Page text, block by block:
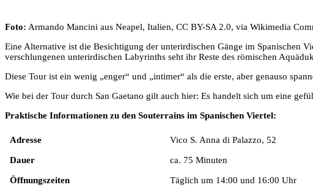
Foto: Armando Mancini aus Neapel, Italien, CC BY-SA 2.0, via Wikimedia
Eine Alternative ist die Besichtigung der unterirdischen Gänge im Spanischen
verschlungenen unterirdischen Labyrinths seht ihr Reste des römischen
Diese Tour ist ein wenig „enger“ und „intimer“ als die erste, aber genauso
Wie bei der Tour durch San Gaetano gilt auch hier: Es handelt sich um eine
Praktische Informationen zu den Souterrains im Spanischen Viertel:
Adresse Vico S. Anna di Palazzo, 52
Dauer ca. 75 Minuten
Öffnungszeiten Täglich um 14:00 und 16:00 Uhr